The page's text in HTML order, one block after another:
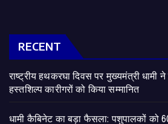
RECENT
राष्ट्रीय हथकरघा दिवस पर मुख्यमंत्री धामी
हस्तशिल्प कारीगरों को किया सम्मानित
​धामी कैबिनेट का बड़ा फैसला: पशुपालकों को